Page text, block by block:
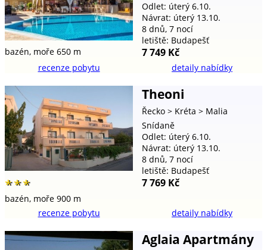
bazén, moře 650 m
Odlet: úterý 6.10.
Návrat: úterý 13.10.
8 dnů, 7 nocí
letiště: Budapešť
7 749 Kč
recenze pobytu detaily nabídky
Theoni
Řecko> Kréta> Malia
***
bazén, moře 900 m
Snídaně
Odlet: úterý 6.10.
Návrat: úterý 13.10.
8 dnů, 7 nocí
letiště: Budapešť
7 769 Kč
recenze pobytu detaily nabídky
Aglaia Apartmány